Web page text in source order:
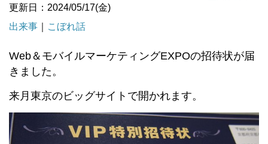
更新日：2024/05/17(金)
出来事
こぼれ話
Web＆モバイルマーケティングEXPOの招待状が届
きました。
来月東京のビッグサイトで開かれます。